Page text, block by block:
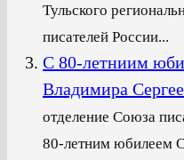
Тульского
писателей России...
С 80-летниим
Владимира
отделение Союза
80-летним юбилеем